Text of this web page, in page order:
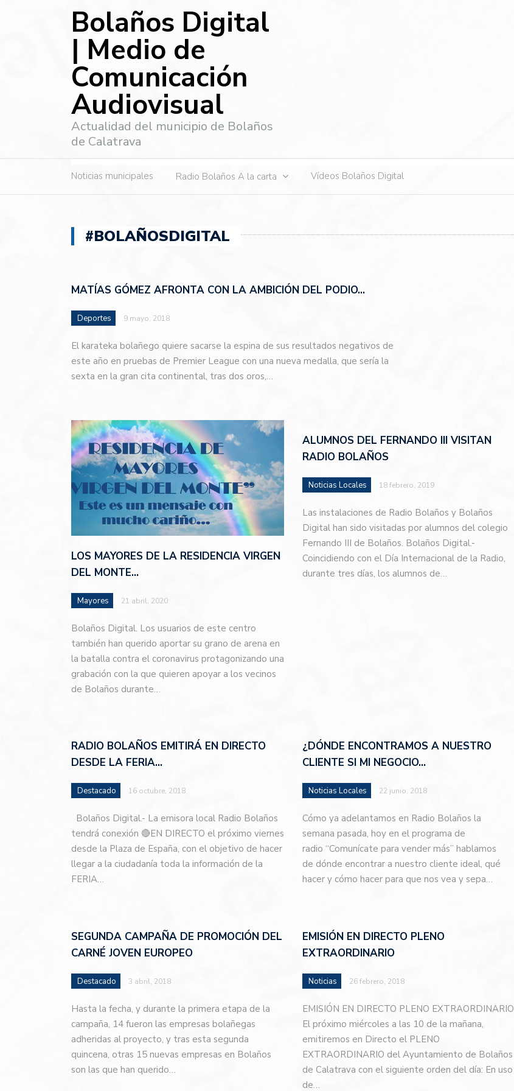
Bolaños Digital
| Medio de
Comunicación
Audiovisual
Actualidad del municipio de Bolaños
de Calatrava
Noticias municipales Radio Bolaños A la carta Vídeos Bolaños Digital
#BOLAÑOSDIGITAL
MATÍAS GÓMEZ AFRONTA CON LA AMBICIÓN DEL PODIO…
Deportes 9 mayo, 2018
El karateka bolañego quiere sacarse la espina de sus resultados negativos de
este año en pruebas de Premier League con una nueva medalla, que sería la
sexta en la gran cita continental, tras dos oros,…
LOS MAYORES DE LA RESIDENCIA VIRGEN
DEL MONTE…
Mayores 21 abril, 2020
Bolaños Digital. Los usuarios de este centro
también han querido aportar su grano de arena en
la batalla contra el coronavirus protagonizando una
grabación con la que quieren apoyar a los vecinos
de Bolaños durante…
ALUMNOS DEL FERNANDO III VISITAN
RADIO BOLAÑOS
Noticias Locales 18 febrero, 2019
Las instalaciones de Radio Bolaños y Bolaños
Digital han sido visitadas por alumnos del colegio
Fernando III de Bolaños. Bolaños Digital.-
Coincidiendo con el Día Internacional de la Radio,
durante tres días, los alumnos de…
RADIO BOLAÑOS EMITIRÁ EN DIRECTO
DESDE LA FERIA…
Destacado 16 octubre, 2018
Bolaños Digital.- La emisora local Radio Bolaños
tendrá conexión 🔴EN DIRECTO el próximo viernes
desde la Plaza de España, con el objetivo de hacer
llegar a la ciudadanía toda la información de la
FERIA…
¿DÓNDE ENCONTRAMOS A NUESTRO
CLIENTE SI MI NEGOCIO…
Noticias Locales 22 junio, 2018
Cómo ya adelantamos en Radio Bolaños la
semana pasada, hoy en el programa de
radio “Comunícate para vender más” hablamos
de dónde encontrar a nuestro cliente ideal, qué
hacer y cómo hacer para que nos vea y sepa…
SEGUNDA CAMPAÑA DE PROMOCIÓN DEL
CARNÉ JOVEN EUROPEO
Destacado 3 abril, 2018
Hasta la fecha, y durante la primera etapa de la
campaña, 14 fueron las empresas bolañegas
adheridas al proyecto, y tras esta segunda
quincena, otras 15 nuevas empresas en Bolaños
son las que han querido…
EMISIÓN EN DIRECTO PLENO
EXTRAORDINARIO
Noticias 26 febrero, 2018
EMISIÓN EN DIRECTO PLENO EXTRAORDINARIO
El próximo miércoles a las 10 de la mañana,
emitiremos en Directo el PLENO
EXTRAORDINARIO del Ayuntamiento de Bolaños
de Calatrava con el siguiente orden del día: En uso
de…